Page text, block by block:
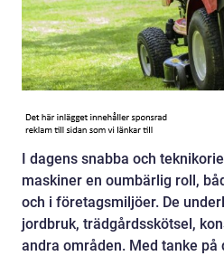
I dagens snabba och
maskiner en oumbärlig roll,
och i företagsmiljöer. De
jordbruk, trädgårdsskötsel,
andra områden. Med tanke på